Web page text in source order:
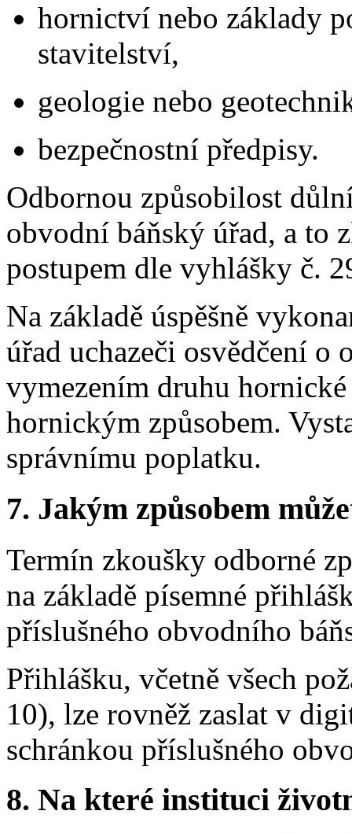
hornictví nebo základy
stavitelství,
geologie nebo
bezpečnostní předpisy.
Odbornou způsobilost
obvodní báňský úřad, a to
postupem dle vyhlášky č.
Na základě úspěšně
úřad uchazeči osvědčení o
vymezením druhu
hornickým způsobem.
správnímu poplatku.
7. Jakým způsobem
Termín zkoušky odborné
na základě písemné
příslušného obvodního
Přihlášku, včetně všech
10), lze rovněž zaslat v
schránkou příslušného
8. Na které instituci